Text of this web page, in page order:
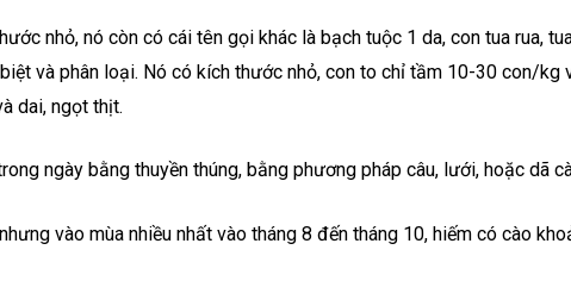
nhỏ, nó còn có cái tên gọi khác là bạch tuộc 1 da, con tua rua,
và phân loại. Nó có kích thước nhỏ, con to chỉ tầm 10-30 con/kg
dai, ngọt thịt.
ngày bằng thuyền thúng, bằng phương pháp câu, lưới, hoặc dã
vào mùa nhiều nhất vào tháng 8 đến tháng 10, hiếm có cào